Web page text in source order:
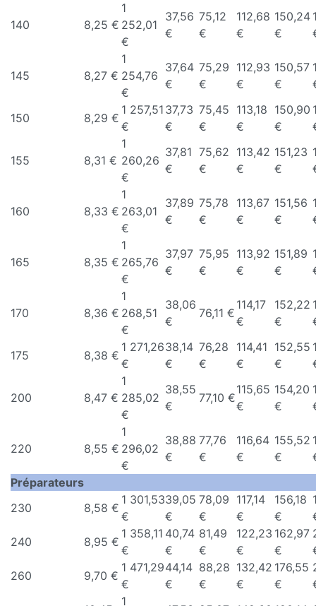
140 8,25 €
1
252,01
€
37,56
€
75,12
€
112,68
€
150,24
€
145 8,27 €
1
254,76
€
37,64
€
75,29
€
112,93
€
150,57
€
150 8,29 €
1 257,51
€
37,73
€
75,45
€
113,18
€
150,90
€
155 8,31 €
1
260,26
€
37,81
€
75,62
€
113,42
€
151,23
€
160 8,33 €
1
263,01
€
37,89
€
75,78
€
113,67
€
151,56
€
165 8,35 €
1
265,76
€
37,97
€
75,95
€
113,92
€
151,89
€
170 8,36 €
1
268,51
€
38,06
€
76,11 €
114,17
€
152,22
€
175 8,38 €
1 271,26
€
38,14
€
76,28
€
114,41
€
152,55
€
200 8,47 €
1
285,02
€
38,55
€
77,10 €
115,65
€
154,20
€
220 8,55 €
1
296,02
€
38,88
€
77,76
€
116,64
€
155,52
€
Préparateurs
230
8,58 €
1 301,53
€
39,05
€
78,09
€
117,14
€
156,18
€
240
8,95 €
1 358,11
€
40,74
€
81,49
€
122,23
€
162,97
€
260
9,70 €
1 471,29
€
44,14
€
88,28
€
132,42
€
176,55
€
1